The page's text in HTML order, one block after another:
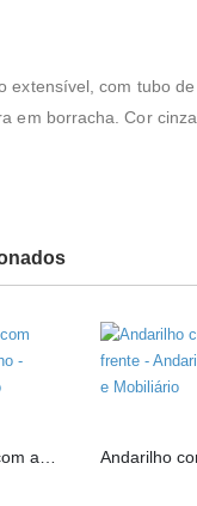
extensível, com tubo
em borracha. Cor cinza.